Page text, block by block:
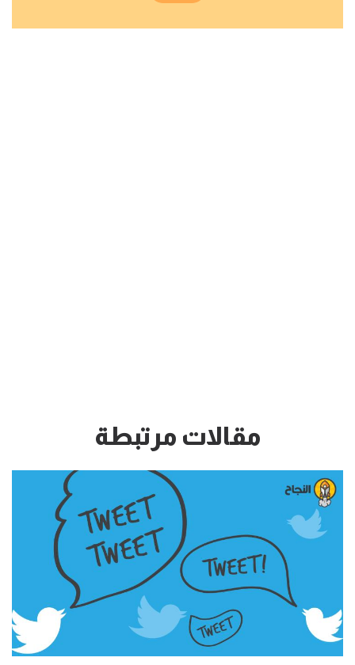
مقالات مرتبطة